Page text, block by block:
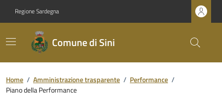
Regione Sardegna
Comune di Sini
Home / Amministrazione trasparente / Performance /
Piano della Performance